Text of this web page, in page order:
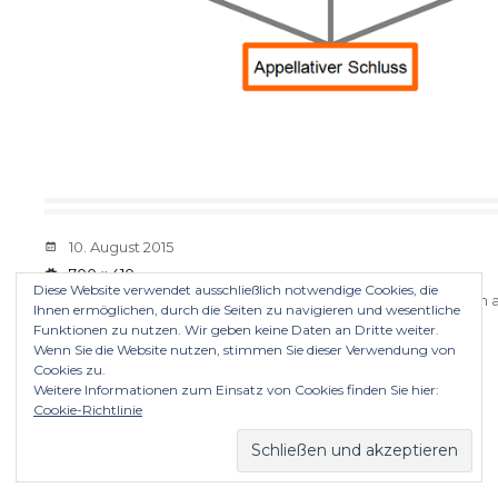
Verabredung
10. August 2015
Größe
700 × 410
Sowohl Kommentare als auch Trackbacks sind momentan
Diese Website verwendet ausschließlich notwendige Cookies, die
Ihnen ermöglichen, durch die Seiten zu navigieren und wesentliche
Funktionen zu nutzen. Wir geben keine Daten an Dritte weiter.
Wenn Sie die Website nutzen, stimmen Sie dieser Verwendung von
Cookies zu.
Weitere Informationen zum Einsatz von Cookies finden Sie hier:
Cookie-Richtlinie